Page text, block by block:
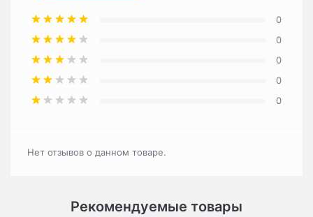
0
0
0
0
0
Нет отзывов о данном товаре.
Рекомендуемые товары